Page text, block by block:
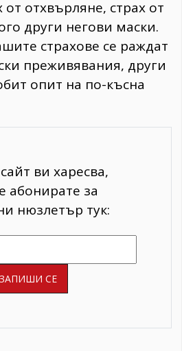
от отхвърляне, страх от
други негови маски.
страхове се раждат
преживявания, други
опит на по-късна
ви харесва,
абонирате за
нюзлетър тук: